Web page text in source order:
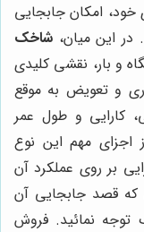
خود، امکان جابجایی
این میان، شاخک
و بار، نقشی کلیدی
و تعویض به موقع
کارایی و طول عمر
اجزای مهم این نوع
بر روی عملکرد آن
که قصد جابجایی آن
توجه نمائید. فروش